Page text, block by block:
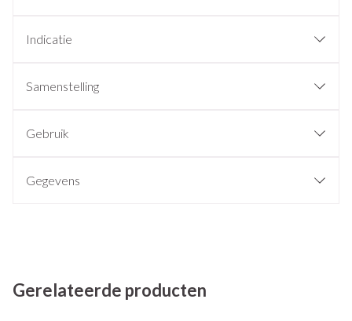
Indicatie
Samenstelling
Gebruik
Gegevens
Gerelateerde producten